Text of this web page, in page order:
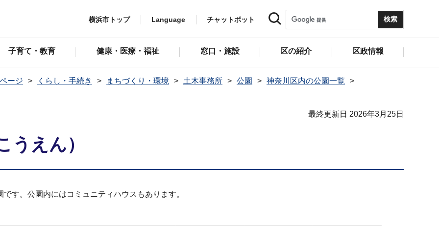
横浜市トップ Language チャットボット
子育て・教育 健康・医療・福祉 窓口・施設 区の紹介 区政情報
ージ くらし・手続き まちづくり・環境 土木事務所 公園 神奈川区内の公園一覧
最終更新日 2026年3月25日
うえん）
す。公園内にはコミュニティハウスもあります。